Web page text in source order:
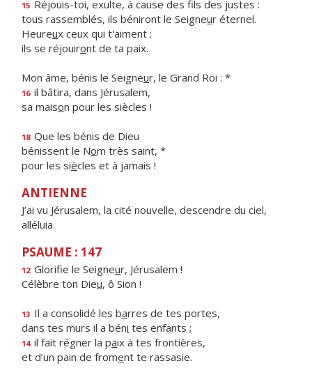
15 Réjouis-toi, exulte, à cause des fls des justes :
tous rassemblés, ils béniront le Seigneur éternel.
Heureux ceux qui t'aiment :
ils se réjouiront de ta paix.
Mon âme, bénis le Seigneur, le Grand Roi : *
16 il bâtira, dans Jérusalem,
sa maison pour les siècles !
18 Que les bénis de Dieu
bénissent le Nom très saint, *
pour les siècles et à jamais !
ANTIENNE
J’ai vu Jérusalem, la cité nouvelle, descendre du ciel,
alléluia.
PSAUME : 147
12 Glorifie le Seigneur, Jérusalem !
Célèbre ton Dieu, ô Sion !
13 Il a consolidé les barres de tes portes,
dans tes murs il a béni tes enfants ;
14 il fait régner la paix à tes frontières,
et d’un pain de froment te rassasie.